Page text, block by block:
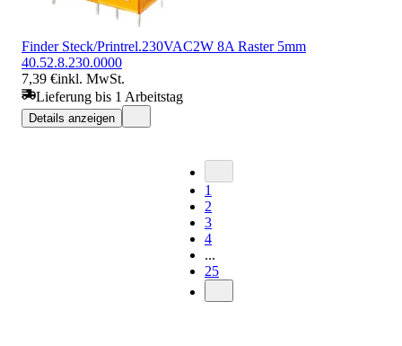
Finder Steck/Printrel.230VAC2W 8A Raster 5mm
40.52.8.230.0000
7,39 €inkl. MwSt.
Lieferung bis 1 Arbeitstag
Details anzeigen
1
2
3
4
...
25